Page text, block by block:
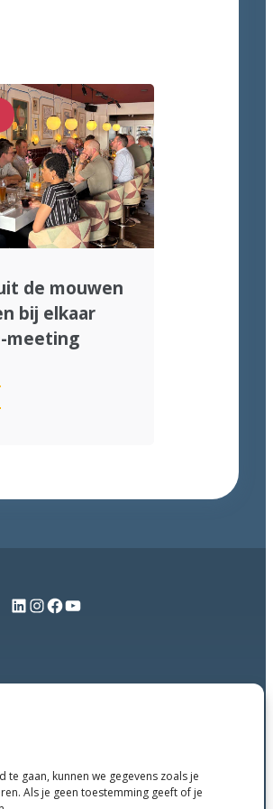
gaan, kunnen we gegevens zoals je
Als je geen toestemming geeft of je
de mouwen
bij elkaar
meeting
:
Handen
meeting
LinkedIn InstagramFacebook YouTube